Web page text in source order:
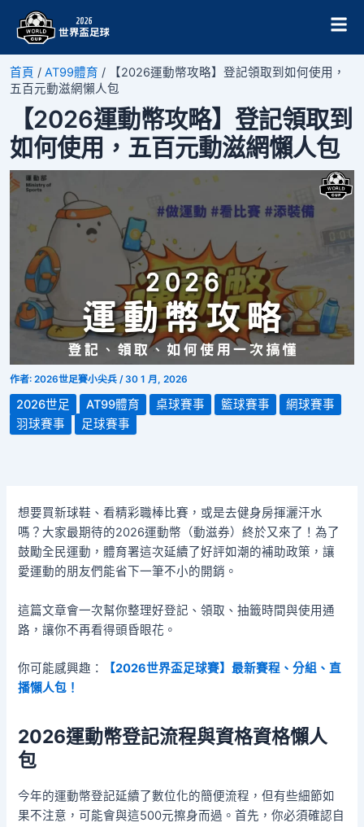
要
內
首頁 / AT99體育 /
【2026運動幣攻略】登記領取到如何使用，
五百元動滋網懶人包
【2026運動幣攻略】登記領取到
如何使用，五百元動滋網懶人包
作者: 2026世足賽小尖兵 / 30 1 月, 2026
2026世足 AT99體育 桌球賽事 籃球賽事
網球賽事
羽球賽事
足球賽事
想要買新球鞋、看精彩職棒比賽，或是去健身房揮灑汗水
嗎？大家最期待的2026運動幣（動滋券）終於又來了！為了
鼓勵全民運動，體育署這次延續了好評如潮的補助政策，讓
愛運動的朋友們能省下一筆不小的開銷。
這篇文章會一次幫你整理好登記、領取、抽籤時間與使用通
路，讓你不再看得頭昏眼花。
你可能感興趣：
【2026世界盃足球賽】最新賽程、分組、直
播懶人包！
2026運動幣登記流程與資格資格懶人
包
今年的運動幣登記延續了數位化的簡便流程，但有些細節如
果不注意，可能會與這500元擦身而過。首先，你必須確認自
Post
navigation